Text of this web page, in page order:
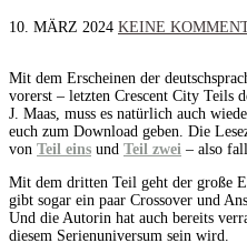
10. MÄRZ 2024 KEINE
Mit dem Erscheinen der
vorerst – letzten Crescent City Teils
J. Maas, muss es natürlich auch
euch zum Download geben. Die
von Teil eins und Teil zwei – also
Mit dem dritten Teil geht der große
gibt sogar ein paar Crossover und
Und die Autorin hat auch bereits
diesem Serienuniversum sein wird.